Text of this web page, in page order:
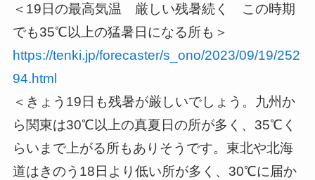
＜19日の最高気温 厳しい残暑続く この時期
でも35℃以上の猛暑日になる所も＞
https://tenki.jp/forecaster/s_ono/2023/09/19/252
94.html
＜きょう19日も残暑が厳しいでしょう。九州か
ら関東は30℃以上の真夏日の所が多く、35℃く
らいまで上がる所もありそうです。東北や北海
道はきのう18日より低い所が多く、30℃に届か